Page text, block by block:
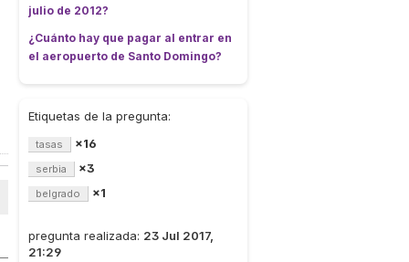
julio de 2012?
¿Cuánto hay que pagar al entrar en
el aeropuerto de Santo Domingo?
Etiquetas de la pregunta:
tasas ×16
serbia ×3
belgrado ×1
pregunta realizada: 23 Jul 2017,
21:29